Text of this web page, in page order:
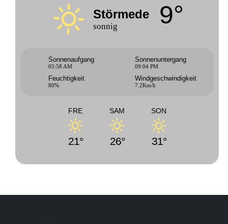
Störmede
sonnig 9°
Sonnenaufgang
05:58 AM
Sonnenuntergang
09:04 PM
Feuchtigkeit
80%
Windgeschwindigkeit
7.2Km/h
FRE
21°
SAM
26°
SON
31°